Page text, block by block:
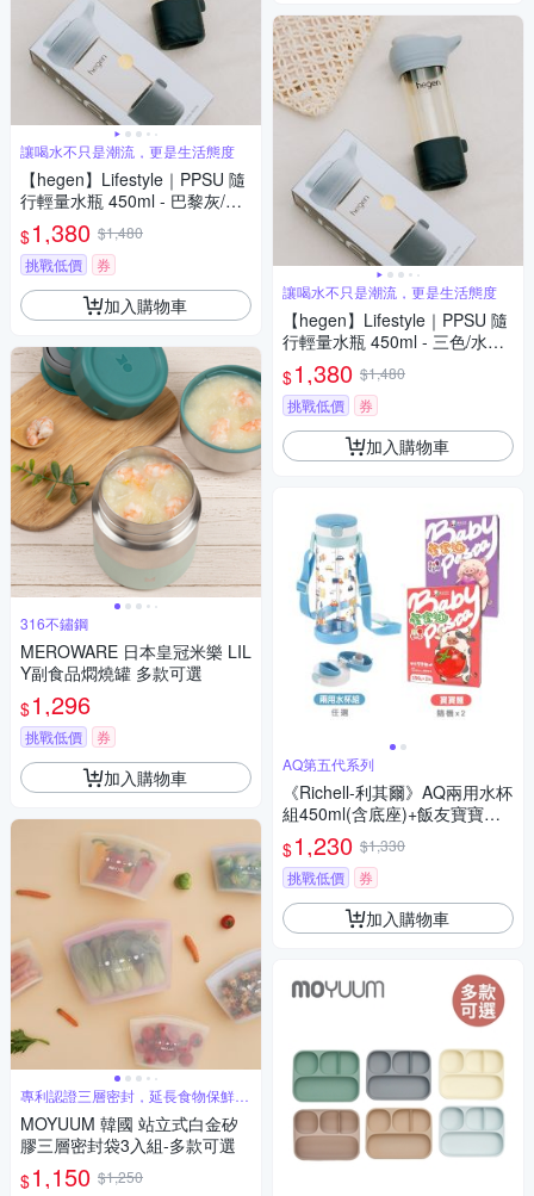
讓喝水不只是潮流，更是生活態度
【hegen】Lifestyle｜PPSU 隨
行輕量水瓶 450ml - 巴黎灰/水
瓶/母嬰用品/健身/蛋白飲/兒童
水杯
$1,380 $1,480
挑戰低價
券
加入購物車
316不鏽鋼
MEROWARE 日本皇冠米樂 LIL
Y副食品燜燒罐 多款可選
$1,296
挑戰低價 券
加入購物車
專利認證三層密封，延長食物保鮮時
效
MOYUUM 韓國 站立式白金矽
膠三層密封袋3入組-多款可選
$1,150 $1,250
讓喝水不只是潮流，更是生活態度
【hegen】Lifestyle｜PPSU 隨
行輕量水瓶 450ml - 三色/水瓶/
母嬰用品/健身/蛋白飲/兒童水杯
$1,380 $1,480
挑戰低價
券
加入購物車
AQ第五代系列
《Richell-利其爾》AQ兩用水杯
組450ml(含底座)+飯友寶寶麵1
50gx2入/盒x隨機2
$1,230 $1,330
挑戰低價
券
加入購物車